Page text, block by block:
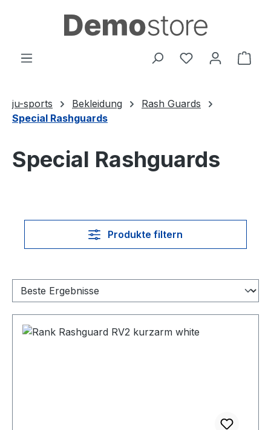
Zum Hauptinhalt springen
Du hast 0
ju-sports Bekleidung
Rash Guards
Special Rashguards
Special Rashguards
Produkte filtern